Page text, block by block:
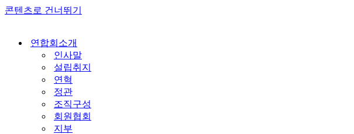
콘텐츠로 건너뛰기
연합회소개
인사말
설립취지
연혁
정관
조직구성
회원협회
지부